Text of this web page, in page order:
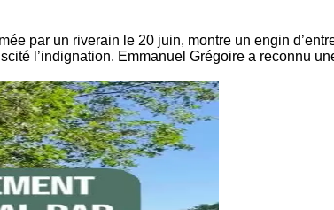
par un riverain le 20 juin, montre un engin
l’indignation. Emmanuel Grégoire a reconnu